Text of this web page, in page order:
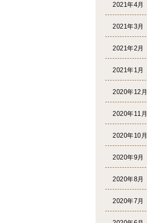
2021年4月
2021年3月
2021年2月
2021年1月
2020年12月
2020年11月
2020年10月
2020年9月
2020年8月
2020年7月